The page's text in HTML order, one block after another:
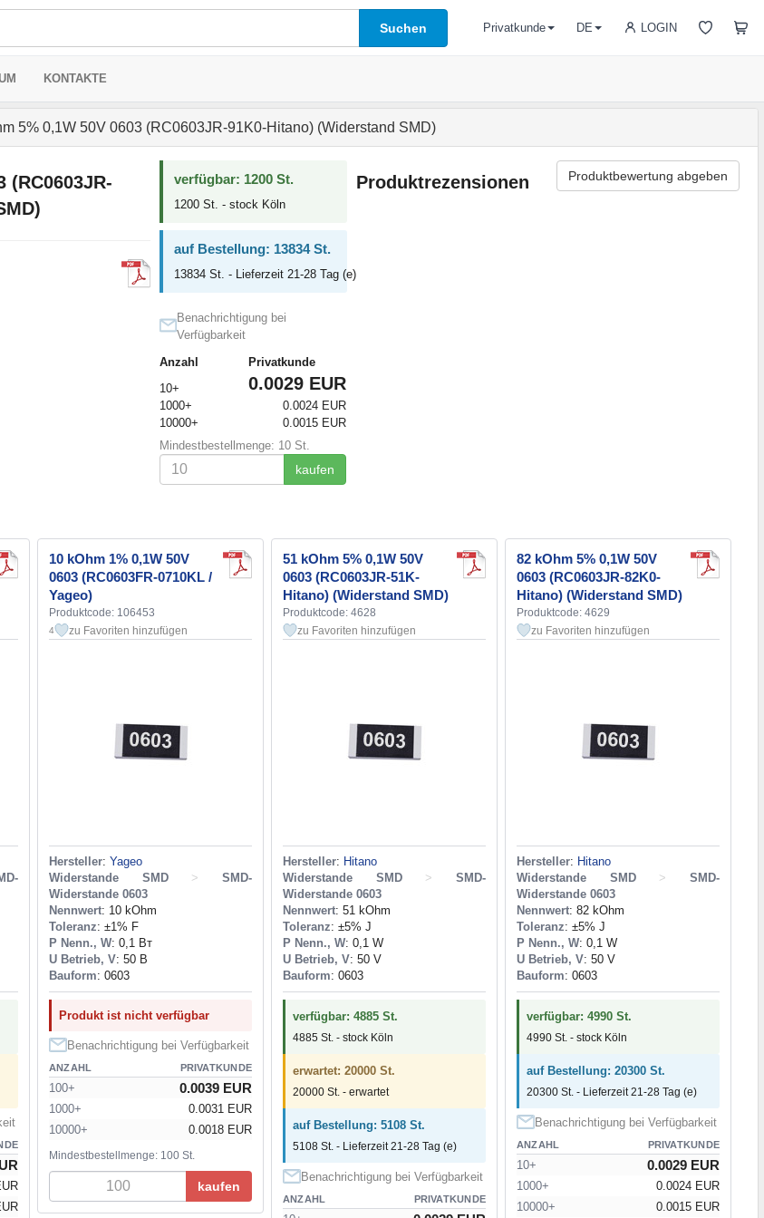
Suchen LOGIN
Privatkunde DE
KONTAKTE
5% 0,1W 50V 0603 (RC0603JR-91K0-Hitano) (Widerstand SMD)
(RC0603JR-
verfügbar: 1200 St.
1200 St. - stock Köln
auf Bestellung: 13834 St.
13834 St. - Lieferzeit 21-28 Tag (e)
Benachrichtigung bei
Verfügbarkeit
Anzahl
Privatkunde
10+
0.0029 EUR
1000+
0.0024 EUR
10000+
0.0015 EUR
Mindestbestellmenge: 10 St.
kaufen
Produktrezensionen Produktbewertung abgeben
10 kOhm 1% 0,1W 50V
0603 (RC0603FR-0710KL /
Yageo)
Produktcode: 106453
4 zu Favoriten hinzufügen
Hersteller: Yageo
Widerstande SMD
>
SMD-
Widerstande 0603
Nennwert: 10 kOhm
Toleranz: ±1% F
P Nenn., W: 0,1 Вт
U Betrieb, V: 50 В
Bauform: 0603
Produkt ist nicht verfügbar
Benachrichtigung bei Verfügbarkeit
ANZAHL PRIVATKUNDE
100+ 0.0039 EUR
1000+
0.0031 EUR
10000+
0.0018 EUR
Mindestbestellmenge: 100 St.
kaufen
51 kOhm 5% 0,1W 50V
0603 (RC0603JR-51K-
Hitano) (Widerstand SMD)
Produktcode: 4628
zu Favoriten hinzufügen
Hersteller: Hitano
Widerstande SMD
>
SMD-
Widerstande 0603
Nennwert: 51 kOhm
Toleranz: ±5% J
P Nenn., W: 0,1 W
U Betrieb, V: 50 V
Bauform: 0603
verfügbar: 4885 St.
4885 St. - stock Köln
erwartet: 20000 St.
20000 St. - erwartet
auf Bestellung: 5108 St.
5108 St. - Lieferzeit 21-28 Tag (e)
Benachrichtigung bei Verfügbarkeit
ANZAHL PRIVATKUNDE
82 kOhm 5% 0,1W 50V
0603 (RC0603JR-82K0-
Hitano) (Widerstand SMD)
Produktcode: 4629
zu Favoriten hinzufügen
Hersteller: Hitano
Widerstande SMD
>
SMD-
Widerstande 0603
Nennwert: 82 kOhm
Toleranz: ±5% J
P Nenn., W: 0,1 W
U Betrieb, V: 50 V
Bauform: 0603
verfügbar: 4990 St.
4990 St. - stock Köln
auf Bestellung: 20300 St.
20300 St. - Lieferzeit 21-28 Tag (e)
Benachrichtigung bei Verfügbarkeit
ANZAHL PRIVATKUNDE
10+ 0.0029 EUR
1000+
0.0024 EUR
10000+
0.0015 EUR